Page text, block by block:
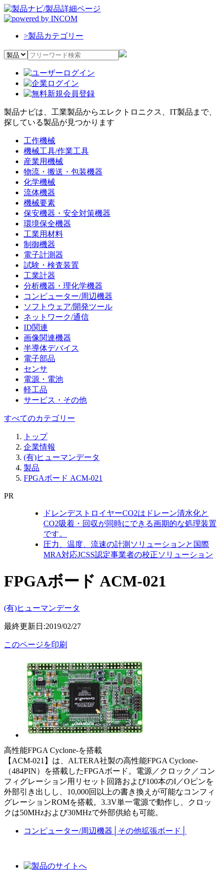
>製品カテゴリー
製品ナビは、工業製品からエレクトロニクス、IT製品まで、
探している製品が見つかります
工作機械
機械工具/作業工具
産業用機械
物流・搬送・包装機器
化学機械
流体機器
機械要素
保安機器・安全対策機器
環境保全機器
工業用材料
制御機器
電子計測器
試験・検査装置
工業計器
分析機器・理化学機器
コンピューター/周辺機器
ソフトウェア/開発ツール
ネットワーク/通信
ID関連
画像関連機器
半導体デバイス
電子部品
センサ
電源・電池
軽工品
サービス・その他
すべてのカテゴリー
トップ
企業情報
(有)ヒューマンデータ
製品
FPGAボード ACM-021
PR
ドレンデストロイヤーCO2はドレーン清水化と
CO2吸着・回収が同時にできる画期的な処理装置
です。
圧力、温度、流速の計測ソリューションと国際
MRA対応JCSS認定事業者の校正ソリューション
FPGAボード ACM-021
(有)ヒューマンデータ
最終更新日:2019/02/27
このページを印刷
高性能FPGA Cyclone-を搭載
【ACM-021】は、ALTERA社製の高性能FPGA Cyclone-
（484PIN）を搭載したFPGAボード。電源／クロック／コン
フィグレーション用リセット回路および100本のI／Oピンを
外部引き出しし、10,000回以上の書き換えが可能なコンフィ
グレーションROMを搭載。3.3V単一電源で動作し、クロッ
クは50MHzおよび30MHzで外部供給も可能。
コンピューター/周辺機器 その他拡張ボード